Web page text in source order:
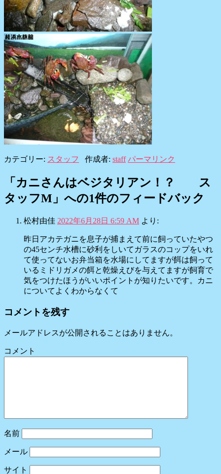
カテゴリー: スタッフ 作成者: staff パーマリンク
「 カニさんはベジタリアン！？ ス
タッフM 」への1件のフィードバック
松村由佳 2022年6月28日 6:59 AM より:
昨日アカテガニを息子が捕まえて前に飼っていたやつ
の45センチ水槽に砂利をしいてガラスのコップをいれ
て使ってないお弁当箱を水場にしてますが餌は飼って
いるミドリガメの餌と乾燥えびを与えてますが飼育で
気をつけたほうがいいポイントが知りたいです。カニ
についてよくわからなくて
コメントを残す
メールアドレスが公開されることはありません。
コメント
名前
メール
サイト